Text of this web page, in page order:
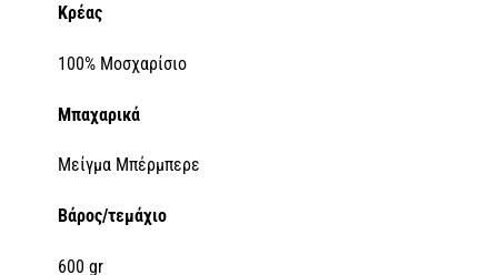
Κρέας
100% Μοσχαρίσιο
Μπαχαρικά
Μείγμα Μπέρμπερε
Βάρος/τεμάχιο
600 gr